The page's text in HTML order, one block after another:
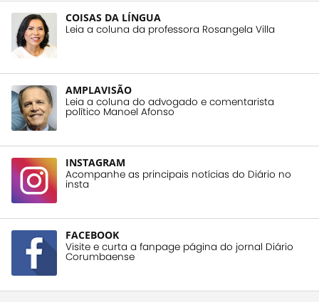
COISAS DA LÍNGUA
Leia a coluna da professora Rosangela Villa
AMPLAVISÃO
Leia a coluna do advogado e comentarista
político Manoel Afonso
INSTAGRAM
Acompanhe as principais notícias do Diário no
insta
FACEBOOK
Visite e curta a fanpage página do jornal Diário
Corumbaense